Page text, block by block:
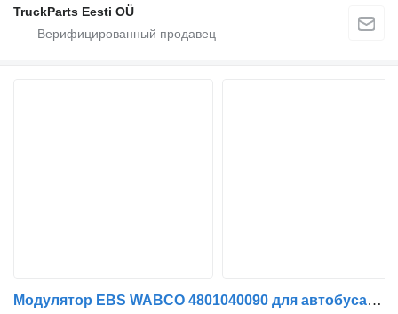
TruckParts Eesti OÜ
Модулятор EBS WABCO 4801040090 для автобуса Solaris Urbino, Alpino, Vacanza (1999-)